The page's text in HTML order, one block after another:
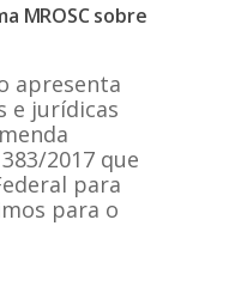
MROSC sobre
apresenta
e jurídicas
2017 que
para
para o